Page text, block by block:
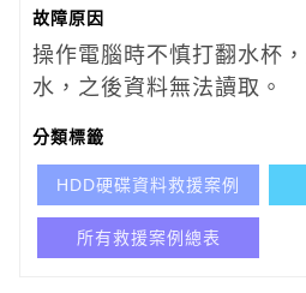
故障原因
操作電腦時不慎打翻水杯
水，之後資料無法讀取。
分類標籤
HDD硬碟資料救援案例
所有救援案例總表